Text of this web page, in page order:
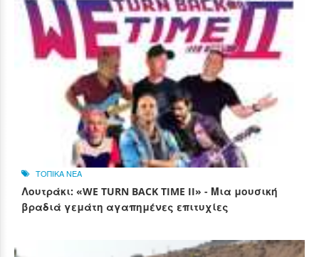
ΤΟΠΙΚΑ ΝΕΑ
Λουτράκι: «WE TURN BACK TIME II» - Μια μουσική
βραδιά γεμάτη αγαπημένες επιτυχίες